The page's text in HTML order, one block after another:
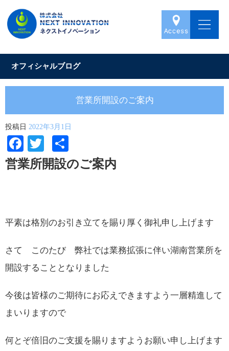
オフィシャルブログ
営業所開設のご案内
投稿日 2022年3月1日
Facebook
Twitter
有
営業所開設のご案内
平素は格別のお引き立てを賜り厚く御礼申し上げます
さて このたび 弊社では業務拡張に伴い湖南営業所を
開設することとなりました
今後は皆様のご期待にお応えできますよう一層精進して
まいりますので
何とぞ倍旧のご支援を賜りますようお願い申し上げます